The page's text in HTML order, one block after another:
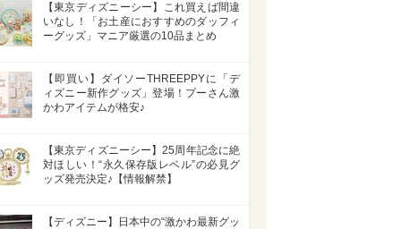
【東京ディズニーシー】これ買えば間違
いなし！「お土産におすすめのダッフィ
ーグッズ」マニア厳選の10品まとめ
【即買い】ダイソーTHREEPPYに「デ
ィズニー新作グッズ」登場！プーさん激
かわアイテムが格安♪
【東京ディズニーシー】25周年記念に絶
対ほしい！“永久保存版レベル”の必見グ
ッズ発売決定♪【情報解禁】
【ディズニー】日本中の“激かわ最新グッ